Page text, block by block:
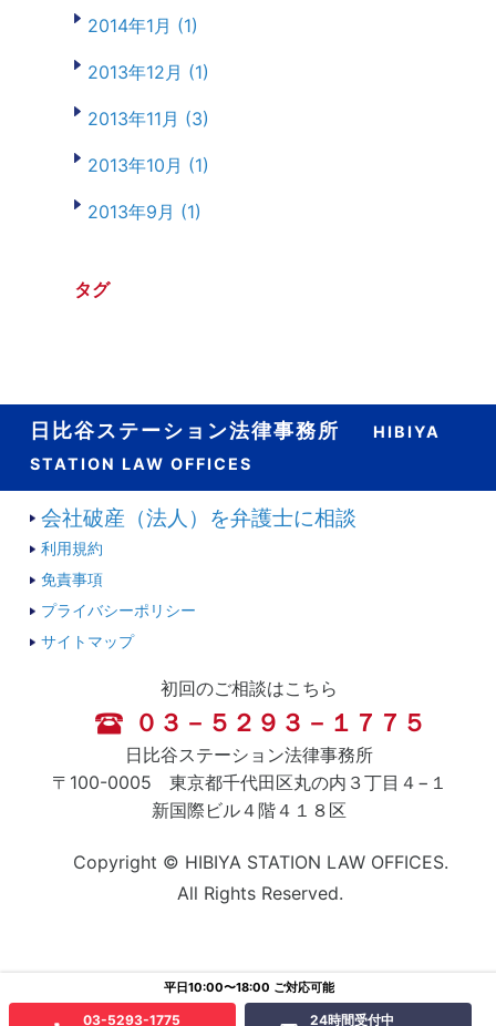
2014年1月 (1)
2013年12月 (1)
2013年11月 (3)
2013年10月 (1)
2013年9月 (1)
タグ
日比谷ステーション法律事務所
HIBIYA
STATION LAW OFFICES
会社破産（法人）を弁護士に相談
利用規約
免責事項
プライバシーポリシー
サイトマップ
初回のご相談はこちら
０３－５２９３－１７７５
日比谷ステーション法律事務所
〒100-0005 東京都千代田区丸の内３丁目４−１
新国際ビル４階４１８区
Copyright © HIBIYA STATION LAW OFFICES.
All Rights Reserved.
平日10:00〜18:00 ご対応可能
03-5293-1775 24時間受付中